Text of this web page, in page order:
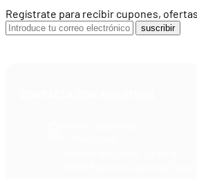
Regístrate para recibir cupones,
suscribir